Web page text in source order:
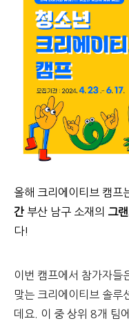
올해 크리에이티브 캠프
간 부산 남구 소재의 그
다!
이번 캠프에서 참가자들
맞는 크리에이티브 솔루
데요. 이 중 상위 8개 팀